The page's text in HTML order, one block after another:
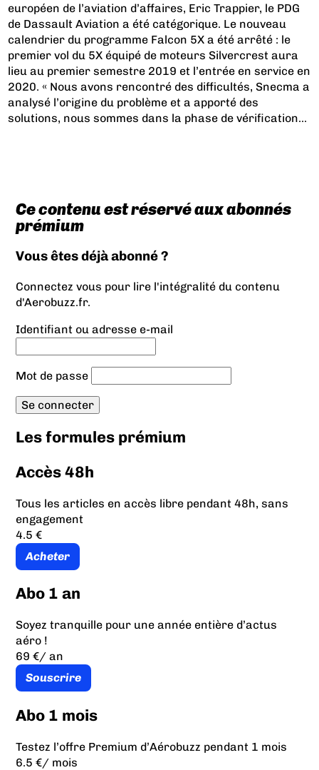
européen de l’aviation d’affaires, Eric Trappier, le PDG
de Dassault Aviation a été catégorique. Le nouveau
calendrier du programme Falcon 5X a été arrêté : le
premier vol du 5X équipé de moteurs Silvercrest aura
lieu au premier semestre 2019 et l’entrée en service en
2020. « Nous avons rencontré des difficultés, Snecma a
analysé l’origine du problème et a apporté des
solutions, nous sommes dans la phase de vérification...
Ce contenu est réservé aux abonnés
prémium
Vous êtes déjà abonné ?
Connectez vous pour lire l'intégralité du contenu
d'Aerobuzz.fr.
Identifiant ou adresse e-mail
Mot de passe
Les formules prémium
Accès 48h
Tous les articles en accès libre pendant 48h, sans
engagement
4.5 €
Acheter
Abo 1 an
Soyez tranquille pour une année entière d’actus
aéro !
69 €/ an
Souscrire
Abo 1 mois
Testez l’offre Premium d’Aérobuzz pendant 1 mois
6.5 €/ mois